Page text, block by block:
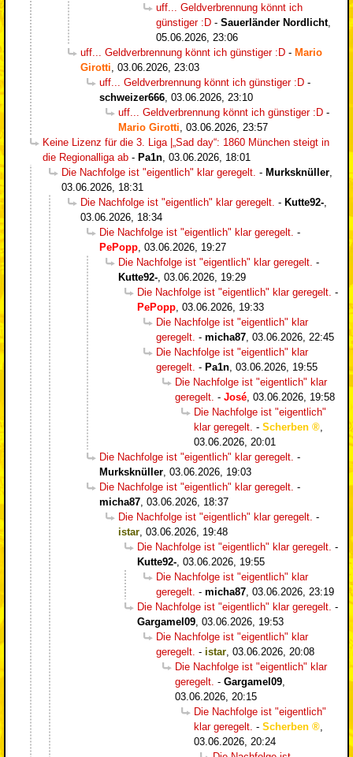
uff... Geldverbrennung könnt ich
günstiger :D - Sauerländer Nordlicht,
05.06.2026, 23:06
uff... Geldverbrennung könnt ich günstiger :D - Mario
Girotti 03.06.2026, 23:03
uff... Geldverbrennung könnt ich günstiger :D -
schweizer666 03.06.2026, 23:10
uff... Geldverbrennung könnt ich günstiger :D -
Mario Girotti 03.06.2026, 23:57
Keine Lizenz für die 3. Liga |„Sad day“: 1860 München steigt in
die Regionalliga ab - Pa1n 03.06.2026, 18:01
Die Nachfolge ist "eigentlich" klar geregelt. - Murksknüller
03.06.2026, 18:31
Die Nachfolge ist "eigentlich" klar geregelt. - Kutte92-
03.06.2026, 18:34
Die Nachfolge ist "eigentlich" klar geregelt. -
PePopp 03.06.2026, 19:27
Die Nachfolge ist "eigentlich" klar geregelt. -
Kutte92- 03.06.2026, 19:29
Die Nachfolge ist "eigentlich" klar geregelt. -
PePopp 03.06.2026, 19:33
Die Nachfolge ist "eigentlich" klar
geregelt. - micha87 03.06.2026, 22:45
Die Nachfolge ist "eigentlich" klar
geregelt. - Pa1n 03.06.2026, 19:55
Die Nachfolge ist "eigentlich" klar
geregelt. - José 03.06.2026, 19:58
Die Nachfolge ist "eigentlich"
klar geregelt. - Scherben
03.06.2026, 20:01
Die Nachfolge ist "eigentlich" klar geregelt. -
Murksknüller 03.06.2026, 19:03
Die Nachfolge ist "eigentlich" klar geregelt. -
micha87 03.06.2026, 18:37
Die Nachfolge ist "eigentlich" klar geregelt. -
istar 03.06.2026, 19:48
Die Nachfolge ist "eigentlich" klar geregelt. -
Kutte92- 03.06.2026, 19:55
Die Nachfolge ist "eigentlich" klar
geregelt. - micha87 03.06.2026, 23:19
Die Nachfolge ist "eigentlich" klar geregelt. -
Gargamel09 03.06.2026, 19:53
Die Nachfolge ist "eigentlich" klar
geregelt. - istar 03.06.2026, 20:08
Die Nachfolge ist "eigentlich" klar
geregelt. - Gargamel09
03.06.2026, 20:15
Die Nachfolge ist "eigentlich"
klar geregelt. - Scherben
03.06.2026, 20:24